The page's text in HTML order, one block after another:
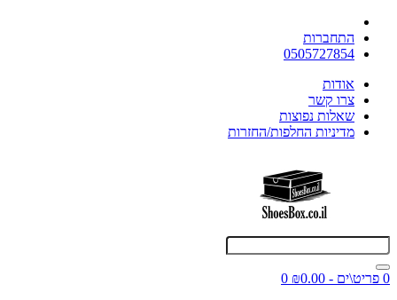
התחברות
0505727854
אודות
צרו קשר
שאלות נפוצות
מדיניות החלפות/החזרות
0 פריט\ים - ₪0.00
0